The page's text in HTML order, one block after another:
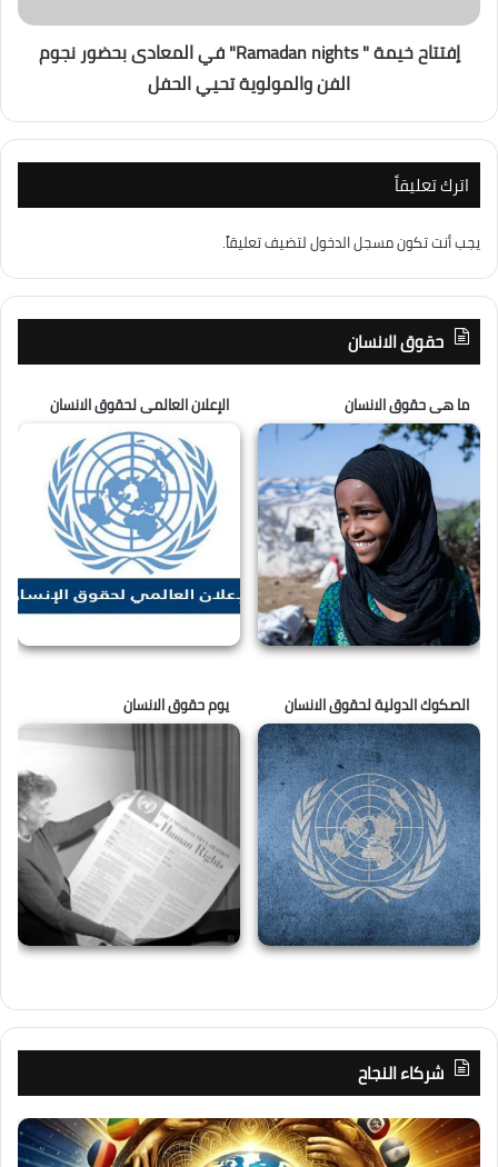
إفتتاح خيمة " Ramadan nights" في المعادى بحضور نجوم
الفن والمولوية تحيي الحفل
اترك تعليقاً
يجب أنت تكونمسجل الدخوللتضيف تعليقاً.
حقوق الانسان
ما هى حقوق الانسان الإعلان العالمى لحقوق الانسان
الصكوك الدولية لحقوق الانسان يوم حقوق الانسان
شركاء النجاح